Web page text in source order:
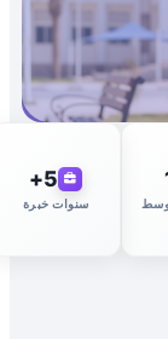
5+
سنوات خبرة